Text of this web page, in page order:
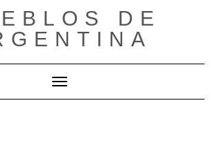
DE
Cambiar modo de navegación